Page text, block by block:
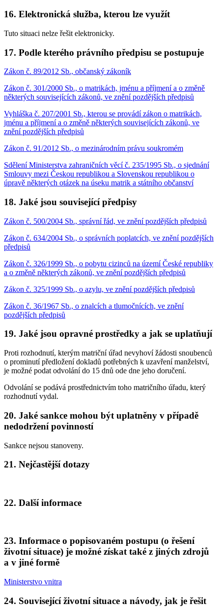
16. Elektronická služba, kterou lze využít
Tuto situaci nelze řešit elektronicky.
17. Podle kterého právního předpisu se postupuje
Zákon č. 89/2012 Sb., občanský zákoník
Zákon č. 301/2000 Sb., o matrikách, jménu a příjmení a o změně
některých souvisejících zákonů, ve znění pozdějších předpisů
Vyhláška č. 207/2001 Sb., kterou se provádí zákon o matrikách,
jménu a příjmení a o změně některých souvisejících zákonů, ve
znění pozdějších předpisů
Zákon č. 91/2012 Sb., o mezinárodním právu soukromém
Sdělení Ministerstva zahraničních věcí č. 235/1995 Sb., o sjednání
Smlouvy mezi Českou republikou a Slovenskou republikou o
úpravě některých otázek na úseku matrik a státního občanství
18. Jaké jsou související předpisy
Zákon č. 500/2004 Sb., správní řád, ve znění pozdějších předpisů
Zákon č. 634/2004 Sb., o správních poplatcích, ve znění pozdějších
předpisů
Zákon č. 326/1999 Sb., o pobytu cizinců na území České republiky
a o změně některých zákonů, ve znění pozdějších předpisů
Zákon č. 325/1999 Sb., o azylu, ve znění pozdějších předpisů
Zákon č. 36/1967 Sb., o znalcích a tlumočnících, ve znění
pozdějších předpisů
19. Jaké jsou opravné prostředky a jak se uplatňují
Proti rozhodnutí, kterým matriční úřad nevyhoví žádosti snoubenců
o prominutí předložení dokladů potřebných k uzavření manželství,
je možné podat odvolání do 15 dnů ode dne jeho doručení.
Odvolání se podává prostřednictvím toho matričního úřadu, který
rozhodnutí vydal.
20. Jaké sankce mohou být uplatněny v případě
nedodržení povinností
Sankce nejsou stanoveny.
21. Nejčastější dotazy
22. Další informace
23. Informace o popisovaném postupu (o řešení
životní situace) je možné získat také z jiných zdrojů
a v jiné formě
Ministerstvo vnitra
24. Související životní situace a návody, jak je řešit